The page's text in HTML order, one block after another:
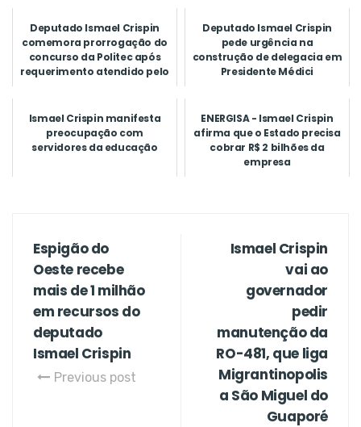
Deputado Ismael Crispin
comemora prorrogação do
concurso da Politec após
requerimento atendido pelo
Deputado Ismael Crispin
pede urgência na
construção de delegacia em
Presidente Médici
Ismael Crispin manifesta
preocupação com
servidores da educação
ENERGISA - Ismael Crispin
afirma que o Estado precisa
cobrar R$ 2 bilhões da
empresa
Espigão do
Oeste recebe
mais de 1 milhão
em recursos do
deputado
Ismael Crispin
Previous post
Ismael Crispin
vai ao
governador
pedir
manutenção da
RO-481, que liga
Migrantinopolis
a São Miguel do
Guaporé